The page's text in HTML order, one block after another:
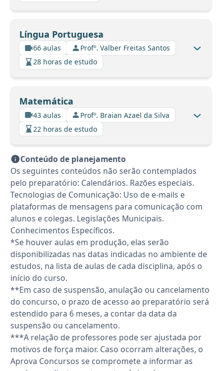
Língua Portuguesa
66 aulas
Profº. Valber Freitas Santos
28 horas de estudo
Matemática
43 aulas
Profº. Braian Azael da Silva
22 horas de estudo
Conteúdo de planejamento
Os seguintes conteúdos não serão contemplados
pelo preparatório: Calendários. Razões especiais.
Tecnologias de Comunicação: Uso de e-mails e
plataformas de mensagens para comunicação com
alunos e colegas. Legislações Municipais.
Conhecimentos Específicos.
*Se houver aulas em produção, elas serão
disponibilizadas nas datas indicadas no ambiente de
estudos, na lista de aulas de cada disciplina, após o
início do curso.
**Em caso de suspensão, anulação ou cancelamento
do concurso, o prazo de acesso ao preparatório será
estendido para 6 meses, a contar da data da
suspensão ou cancelamento.
***A relação de professores pode ser ajustada por
motivos de força maior. Caso ocorram alterações, o
Aprova Concursos se compromete a informar as